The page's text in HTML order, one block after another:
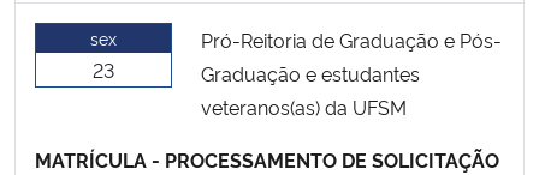
sex
23
Pró-Reitoria de Graduação e Pós-
Graduação e estudantes
veteranos(as) da UFSM
MATRÍCULA - PROCESSAMENTO DE SOLICITAÇÃO